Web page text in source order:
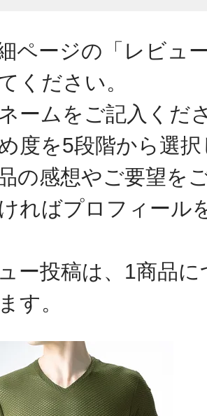
ページの「レビュ
ください。
ームをご記入くだ
度を5段階から選
の感想やご要望を
ればプロフィール
ー投稿は、1商品に
す。